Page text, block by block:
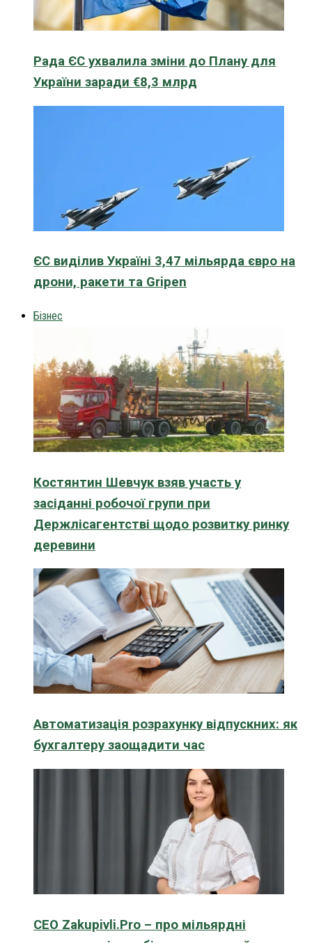
Рада ЄС ухвалила зміни до Плану для
України заради €8,3 млрд
ЄС виділив Україні 3,47 мільярда євро на
дрони, ракети та Gripen
Бізнес
Костянтин Шевчук взяв участь у
засіданні робочої групи при
Держлісагентстві щодо розвитку ринку
деревини
Автоматизація розрахунку відпускних: як
бухгалтеру заощадити час
CEO Zakupivli.Pro – про мільярдні